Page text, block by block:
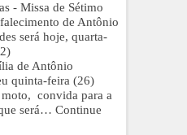
- Missa de Sétimo
de Antônio
será hoje, quarta-
de Antônio
quinta-feira (26)
convida para a
será… Continue